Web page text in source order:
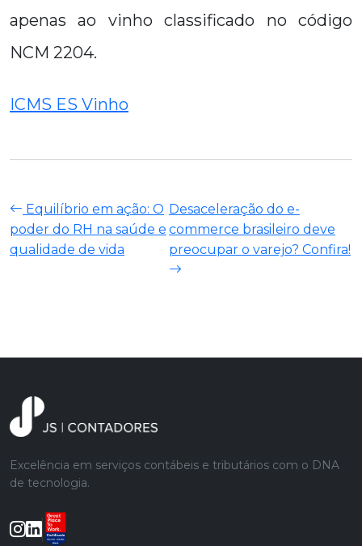
apenas ao vinho classificado no código
NCM 2204.
ICMS ES Vinho
Equilíbrio em ação: O
poder do RH na saúde e
qualidade de vida
Desaceleração do e-
commerce brasileiro deve
preocupar o varejo? Confira!
Excelência em serviços contábeis e tributários com o DNA
de tecnologia.